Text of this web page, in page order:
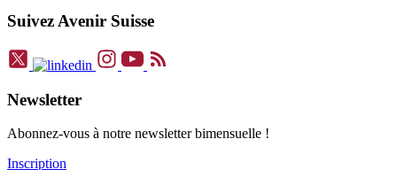
Suivez Avenir Suisse
Newsletter
Abonnez-vous à notre newsletter bimensuelle !
Inscription